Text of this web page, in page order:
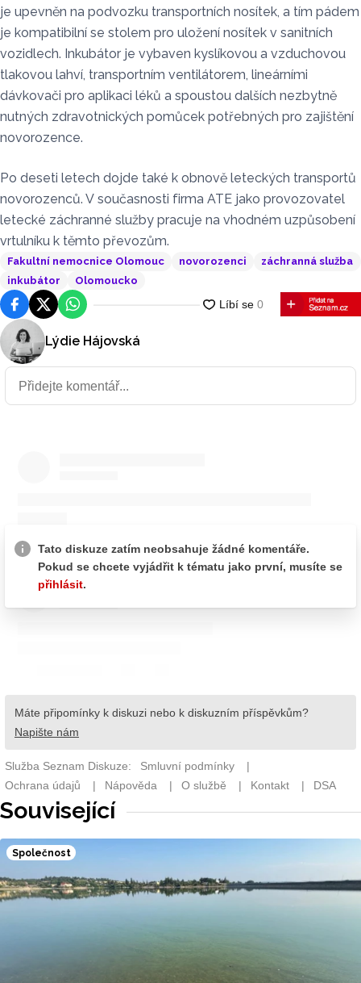
je upevněn na podvozku transportních nosítek, a tím pádem
je kompatibilní se stolem pro uložení nosítek v sanitních
vozidlech. Inkubátor je vybaven kyslíkovou a vzduchovou
tlakovou lahví, transportním ventilátorem, lineárními
dávkovači pro aplikaci léků a spoustou dalších nezbytně
nutných zdravotnických pomůcek potřebných pro zajištění
novorozence.
Po deseti letech dojde také k obnově leteckých transportů
novorozenců. V současnosti firma ATE jako provozovatel
letecké záchranné služby pracuje na vhodném uzpůsobení
vrtulníku k těmto převozům.
Fakultní nemocnice Olomouc novorozenci
záchranná služba
inkubátor
Olomoucko
FacebookPlatforma X
WhatsApp
Lýdie Hájovská
Související
Společnost